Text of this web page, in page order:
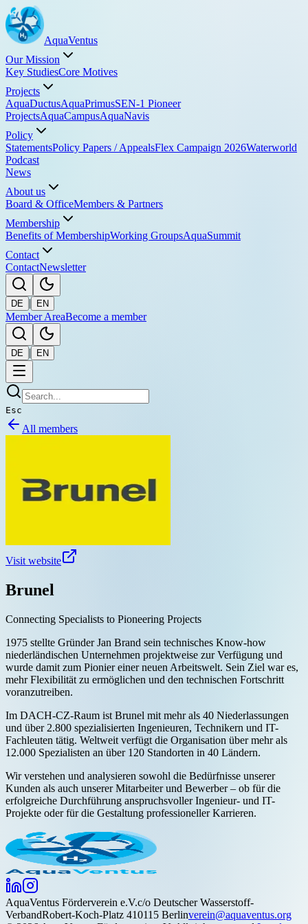
AquaVentus
Our Mission
Key StudiesCore Motives
Projects
AquaDuctusAquaPrimusSEN-1 Pioneer
ProjectsAquaCampusAquaNavis
Policy
StatementsPolicy Papers / AppealsFlex Campaign 2026Waterworld
Podcast
News
About us
Board & OfficeMembers & Partners
Membership
Benefits of MembershipWorking GroupsAquaSummit
Contact
ContactNewsletter
DE | EN
Member AreaBecome a member
DE | EN
Esc
All members
Visit website
Brunel
Connecting Specialists to Pioneering Projects
1975 stellte Gründer Jan Brand sein technisches Know-how
niederländischen Unternehmen projektweise zur Verfügung und
wurde damit zum Pionier einer neuen Arbeitswelt. Sein Ziel war es,
mehr Flexibilität zu ermöglichen und den technischen Fortschritt
voranzutreiben.
Im DACH-CZ-Raum ist Brunel mit mehr als 40 Niederlassungen
und über 2.800 spezialisierten Ingenieuren, Technikern und IT-
Fachleuten tätig. Weltweit verfügt die Organisation über mehr als
12.000 Spezialisten an über 120 Standorten in 40 Ländern.
Wir verstehen und analysieren sowohl die Bedürfnisse unserer
Kunden als auch unserer Mitarbeiter und Bewerber – ob für die
erfolgreiche Durchführung anspruchsvoller Ingenieur- und IT-
Projekte oder für die Gestaltung professioneller Karrieren.
AquaVentus Förderverein e.V.c/o Deutscher Wasserstoff-
VerbandRobert-Koch-Platz 410115 Berlinverein@aquaventus.org